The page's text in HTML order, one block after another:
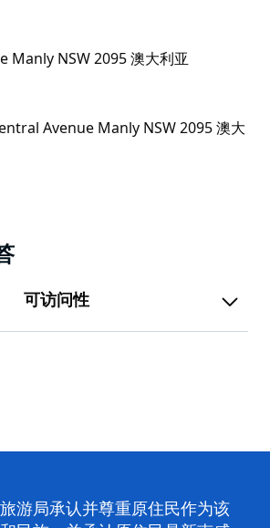
Manly NSW 2095 澳大利亚
可访问性
游局承认并尊重原住民作为该